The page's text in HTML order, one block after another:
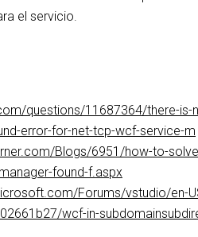
el servicio.
questions/11687364/there-is-
error-for-net-tcp-wcf-service-m
Blogs/6951/how-to-
found-f.aspx
Forums/vstudio/en-
wcf-in-